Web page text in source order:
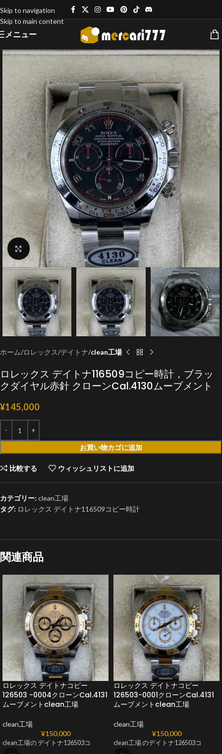
Skip to navigation
Skip to main content
メニュー
クリックで拡大
ホーム ロレックス デイトナ clean工場
ロレックス デイトナ116509コピー時計，ブラッ
クダイヤル赤針 クローンCal.4130ムーブメント
¥145,000
お買い物カゴに追加
比較する ウィッシュリストに追加
カテゴリー: clean工場
タグ: ロレックス デイトナ116509コピー時計
関連商品
ロレックス デイトナコピー
126503 -0004クローンCal.4131
ムーブメントclean工場
clean工場
¥150,000
clean工場の デイトナ126503コ
ロレックス デイトナコピー
126503-0001クローンCal.4131
ムーブメントclean工場
clean工場
¥150,000
clean工場 のデイトナ126503コ